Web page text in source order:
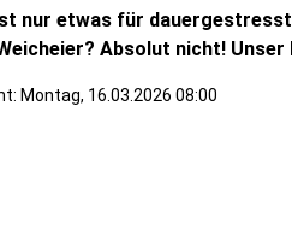
nur etwas für
Absolut nicht! Unser
Montag, 16.03.2026 08:00